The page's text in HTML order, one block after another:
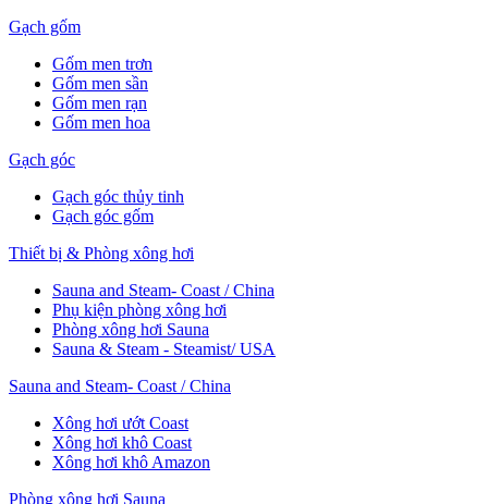
Gạch gốm
Gốm men trơn
Gốm men sần
Gốm men rạn
Gốm men hoa
Gạch góc
Gạch góc thủy tinh
Gạch góc gốm
Thiết bị & Phòng xông hơi
Sauna and Steam- Coast / China
Phụ kiện phòng xông hơi
Phòng xông hơi Sauna
Sauna & Steam - Steamist/ USA
Sauna and Steam- Coast / China
Xông hơi ướt Coast
Xông hơi khô Coast
Xông hơi khô Amazon
Phòng xông hơi Sauna